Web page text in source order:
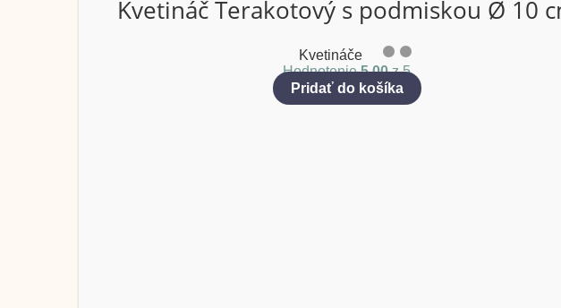
Kvetináč Terakotový s podmiskou Ø 10
Kvetináče
Hodnotenie5.00z 5
Pridať do košíka